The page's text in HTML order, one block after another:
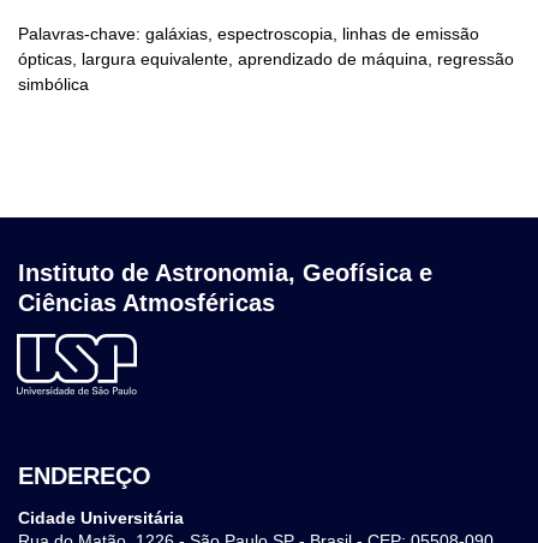
Palavras-chave: galáxias, espectroscopia, linhas de emissão
ópticas, largura equivalente, aprendizado de máquina, regressão
simbólica
Instituto de Astronomia, Geofísica e
Ciências Atmosféricas
ENDEREÇO
Cidade Universitária